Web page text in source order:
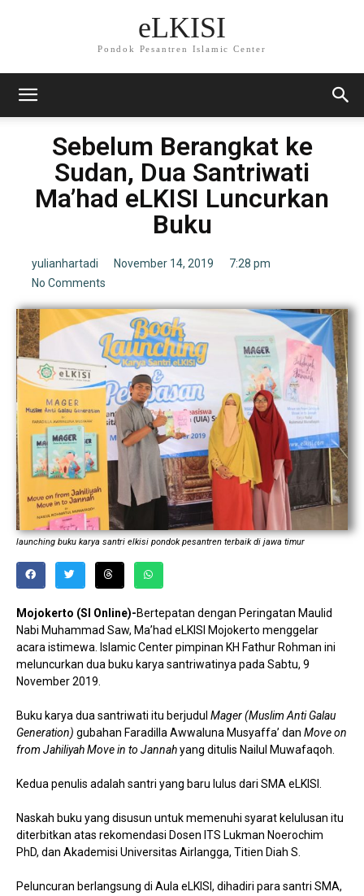
eLKISI
Pondok Pesantren Islamic Center
Sebelum Berangkat ke
Sudan, Dua Santriwati
Ma’had eLKISI Luncurkan
Buku
yulianhartadi November 14, 2019
7:28 pm
No Comments
launching buku karya santri elkisi pondok pesantren terbaik di jawa timur
Mojokerto (SI Online)-Bertepatan dengan Peringatan Maulid
Nabi Muhammad Saw, Ma’had eLKISI Mojokerto menggelar
acara istimewa. Islamic Center pimpinan KH Fathur Rohman ini
meluncurkan dua buku karya santriwatinya pada Sabtu, 9
November 2019.
Buku karya dua santriwati itu berjudul Mager (Muslim Anti Galau
Generation) gubahan Faradilla Awwaluna Musyaffa’ dan Move on
from Jahiliyah Move in to Jannahyang ditulis Nailul Muwafaqoh.
Kedua penulis adalah santri yang baru lulus dari SMA eLKISI.
Naskah buku yang disusun untuk memenuhi syarat kelulusan itu
diterbitkan atas rekomendasi Dosen ITS Lukman Noerochim
PhD, dan Akademisi Universitas Airlangga, Titien Diah S.
Peluncuran berlangsung di Aula eLKISI, dihadiri para santri SMA,